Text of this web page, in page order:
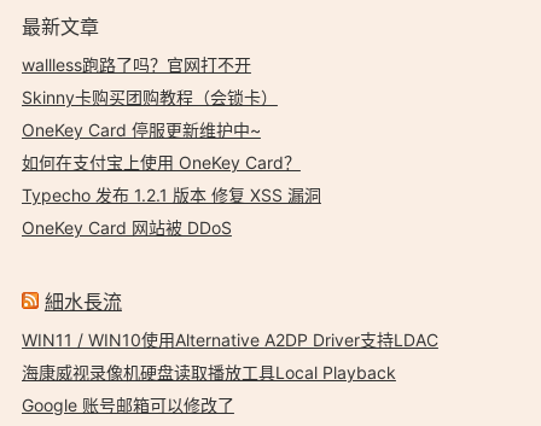
最新文章
wallless跑路了吗？官网打不开
Skinny卡购买团购教程（会锁卡）
OneKey Card 停服更新维护中~
如何在支付宝上使用 OneKey Card？
Typecho 发布 1.2.1 版本 修复 XSS 漏洞
OneKey Card 网站被 DDoS
細水長流
WIN11 / WIN10使用Alternative A2DP Driver支持LDAC
海康威视录像机硬盘读取播放工具Local Playback
Google 账号邮箱可以修改了